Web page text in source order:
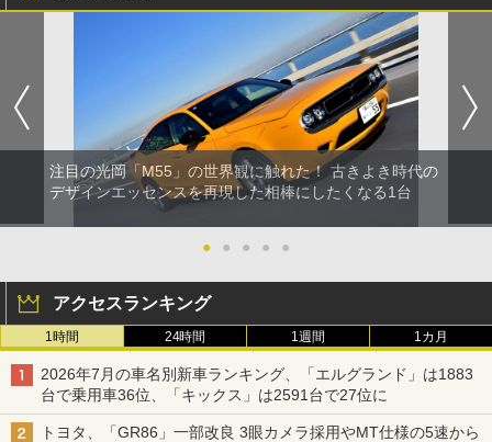
注目の光岡「M55」の世界観に触れた！ 古きよき時代の
デザインエッセンスを再現した相棒にしたくなる1台
● ● ● ● ●
アクセスランキング
1時間 24時間 1週間 1カ月
2026年7月の車名別新車ランキング、「エルグランド」は1883
台で乗用車36位、「キックス」は2591台で27位に
トヨタ、「GR86」一部改良 3眼カメラ採用やMT仕様の5速から